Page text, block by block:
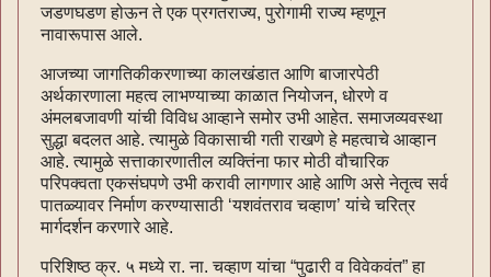
जडणघडण होऊन ते एक प्रगतराज्य, पुरोगामी राज्य म्हणून
नावारूपास आले.
आजच्या जागतिकीकरणाच्या कालखंडात आणि बाजारपेठी
अर्थकारणाला महत्व लाभण्याच्या काळात नियोजन, धोरणे व
अंमलबजावणी यांची विविध आव्हाने समोर उभी आहेत. समाजव्यवस्था
सुद्धा बदलत आहे. त्यामुळे विकासाची गती राखणे हे महत्वाचे आव्हान
आहे. त्यामुळे सत्ताकारणातील व्यक्तिंना फार मोठी वौचारिक
परिपक्वता एकसंघपणे उभी करावी लागणार आहे आणि असे नेतृत्व सर्व
पातळ्यावर निर्माण करण्यासाठी ‘यशवंतराव चव्हाण’ यांचे चरित्र
मार्गदर्शन करणारे आहे.
परिशिष्ठ क्र. ५ मध्ये रा. ना. चव्हाण यांचा “पुढारी व विवेकवंत” हा